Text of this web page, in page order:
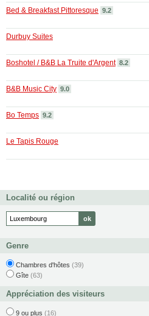
Bed & Breakfast Pittoresque 9.2
Durbuy Suites
Boshotel / B&B La Truite d'Argent 8.2
B&B Music City 9.0
Bo Temps 9.2
Le Tapis Rouge
Localité ou région
Genre
Chambres d'hôtes (39)
Gîte (63)
Appréciation des visiteurs
9 ou plus (16)